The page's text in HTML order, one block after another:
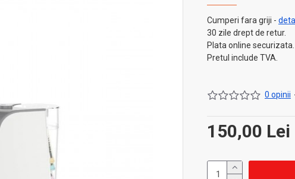
Cumperi fara griji -
30 zile drept de retur.
Plata online securizata.
Pretul include TVA.
0 opinii
150,00 Lei